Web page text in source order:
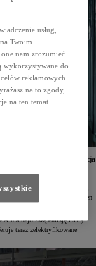
rozpoczęła się produkcja
zyskał wydajny napęd
modeli Toyoty.
roku na rynku pojawiła się
crossoverami. Pojazd ten
tego modelu.
A ma najniższą emisję CO2
teraz zelektryfikowane
usług,
Twoim
nam zrozumieć
wykorzystywane do
reklamowych.
na to zgody,
na ten temat